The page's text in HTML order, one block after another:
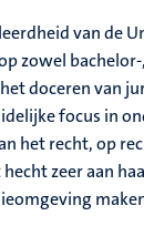
van de
zowel
doceren van
focus in
het recht, op
zeer aan